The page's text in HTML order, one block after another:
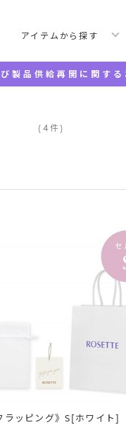
アイテムから探す
製品供給再開に関する
(4件)
ラッピング》S[ホワイト]